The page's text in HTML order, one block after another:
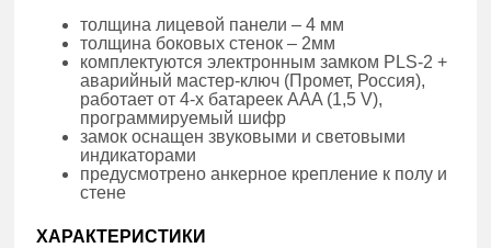
толщина лицевой панели – 4 мм
толщина боковых стенок – 2мм
комплектуются электронным замком PLS-2 +
аварийный мастер-ключ (Промет, Россия),
работает от 4-х батареек ААA (1,5 V),
программируемый шифр
замок оснащен звуковыми и световыми
индикаторами
предусмотрено анкерное крепление к полу и
стене
ХАРАКТЕРИСТИКИ